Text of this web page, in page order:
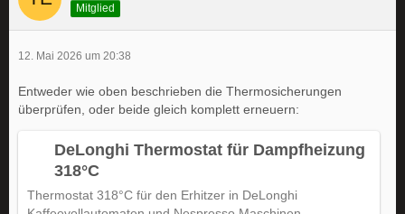
Mitglied
12. Mai 2026 um 20:38
Entweder wie oben beschrieben die Thermosicherungen
überprüfen, oder beide gleich komplett erneuern:
DeLonghi Thermostat für Dampfheizung
318°C
Thermostat 318°C für den Erhitzer in DeLonghi